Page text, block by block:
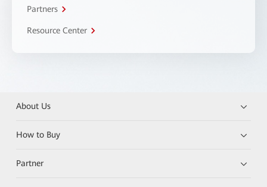
Partners
Resource Center
About Us
How to Buy
Partner